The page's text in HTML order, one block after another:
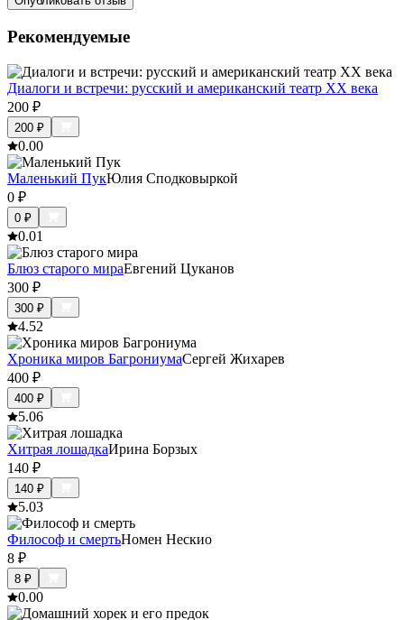
Рекомендуемые
Диалоги и встречи: русский и американский театр ХХ века
200 ₽
200 ₽
0.00
Маленький ПукЮлия Сподковыркой
0 ₽
0 ₽
0.01
Блюз старого мираЕвгений Цуканов
300 ₽
300 ₽
4.52
Хроника миров БагрониумаСергей Жихарев
400 ₽
400 ₽
5.06
Хитрая лошадкаИрина Борзых
140 ₽
140 ₽
5.03
Философ и смертьНомен Нескио
8 ₽
8 ₽
0.00